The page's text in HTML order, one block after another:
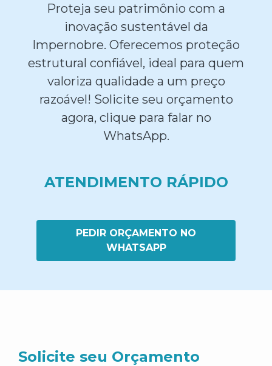
Proteja seu patrimônio com a
inovação sustentável da
Impernobre. Oferecemos proteção
estrutural confiável, ideal para quem
valoriza qualidade a um preço
razoável! Solicite seu orçamento
agora, clique para falar no
WhatsApp.
ATENDIMENTO RÁPIDO
PEDIR ORÇAMENTO NO
WHATSAPP
Solicite seu Orçamento